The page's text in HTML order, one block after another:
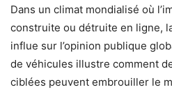
Dans un climat mondialisé où
construite ou détruite en ligne,
influe sur l’opinion publique
de véhicules illustre comment
ciblées peuvent embrouiller le